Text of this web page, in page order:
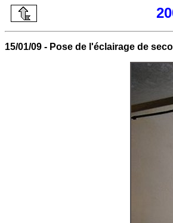
15/01/09 - Pose de l'éclairage de